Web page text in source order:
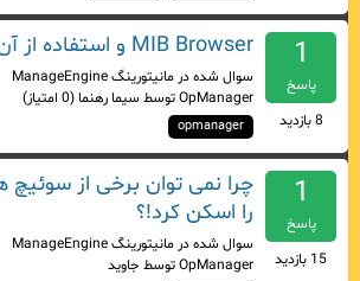
پاسخ
بازدید
MIB Browser و استفاده از آن
سوال شدهدر
مانیتورینگ ManageEngine
OpManagerتوسطسیما رهنما(
0امتیاز)
opmanager
پاسخ
15بازدید
چرا نمی توان برخی از سوئیچ ها
را اسکن کرد!؟
سوال شدهدر
مانیتورینگ ManageEngine
OpManagerتوسطجاوید